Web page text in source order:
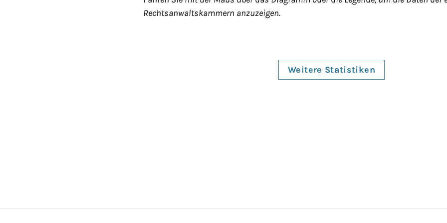
Rechtsanwaltskammern anzuzeigen.
Weitere Statistiken